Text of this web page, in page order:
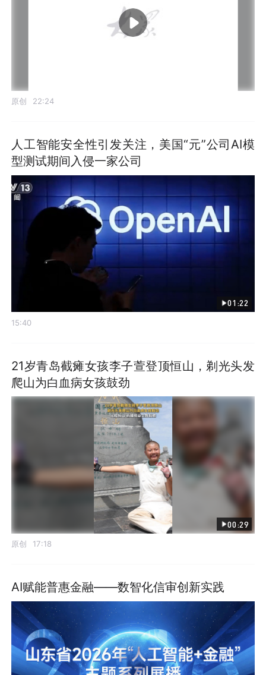
原创 22:24
人工智能安全性引发关注，美国“元”公司AI模
型测试期间入侵一家公司
01:22
15:40
21岁青岛截瘫女孩李子萱登顶恒山，剃光头发
爬山为白血病女孩鼓劲
00:29
原创 17:18
AI赋能普惠金融——数智化信审创新实践